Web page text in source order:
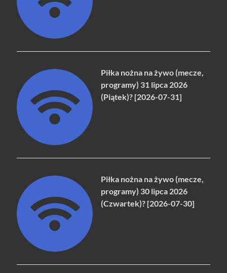
Piłka nożna na żywo (mecze,
programy) 31 lipca 2026
(Piątek)? [2026-07-31]
Piłka nożna na żywo (mecze,
programy) 30 lipca 2026
(Czwartek)? [2026-07-30]